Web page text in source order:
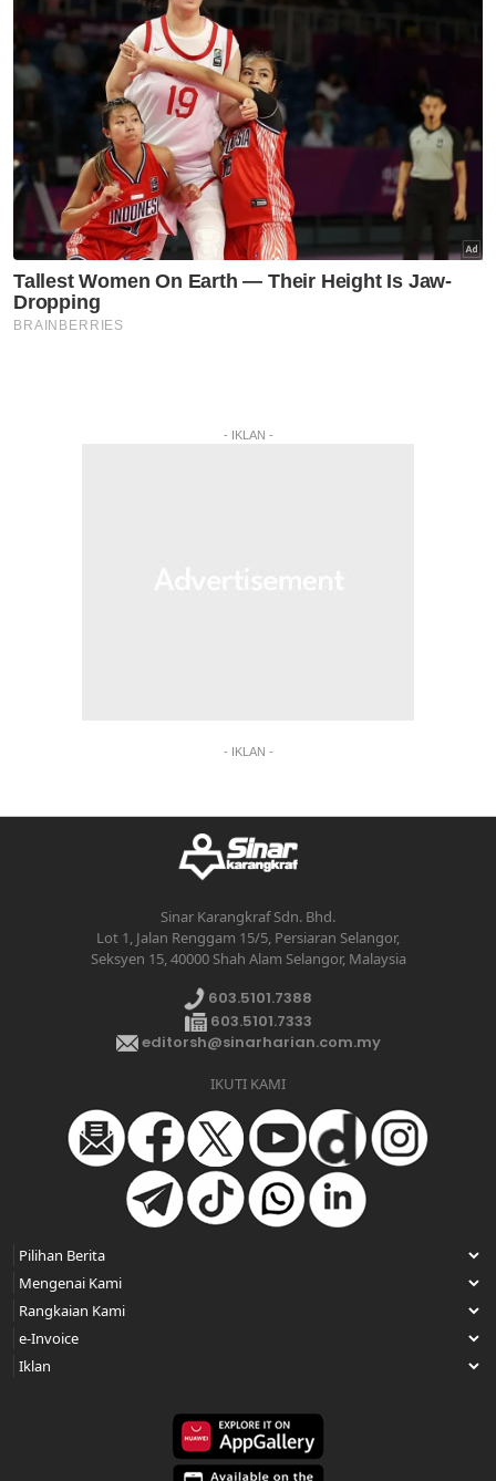
- IKLAN -
- IKLAN -
Sinar Karangkraf Sdn. Bhd.
Lot 1, Jalan Renggam 15/5, Persiaran Selangor,
Seksyen 15, 40000 Shah Alam Selangor, Malaysia
603.5101.7388
603.5101.7333
editorsh@sinarharian.com.my
IKUTI KAMI